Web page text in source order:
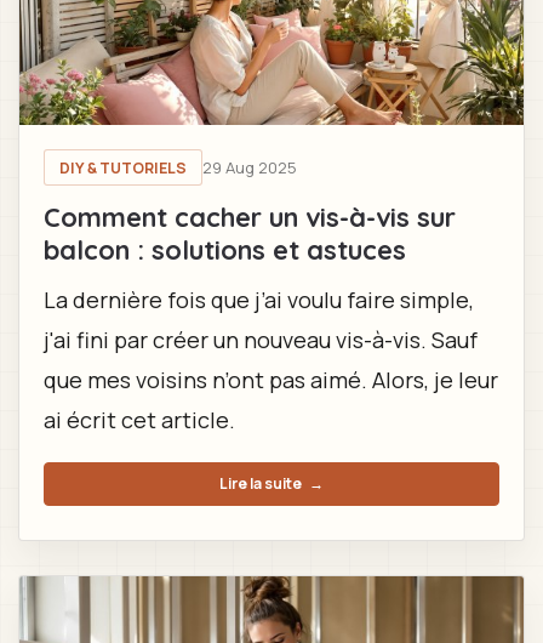
DIY & TUTORIELS 29 Aug 2025
Comment cacher un vis-à-vis sur
balcon : solutions et astuces
La dernière fois que j’ai voulu faire simple,
j'ai fini par créer un nouveau vis-à-vis. Sauf
que mes voisins n’ont pas aimé. Alors, je leur
ai écrit cet article.
Lire la suite →